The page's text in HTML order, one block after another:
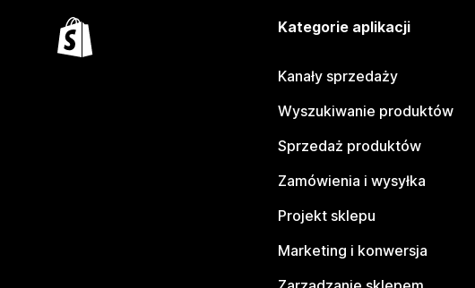
Kategorie aplikacji
Kanały sprzedaży
Wyszukiwanie produktów
Sprzedaż produktów
Zamówienia i wysyłka
Projekt sklepu
Marketing i konwersja